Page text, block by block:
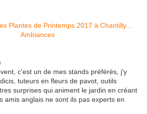
c'est un de mes stands préférés, j'y
tuteurs en fleurs de pavot, outils
surprises qui animent le jardin en créant
amis anglais ne sont ils pas experts en